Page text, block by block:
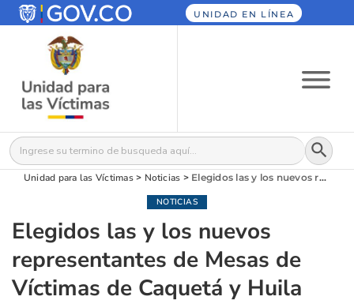
UNIDAD EN LÍNEA
Buscar: Botón
Unidad para las Víctimas> Noticias > Elegidos las y los nuevos representantes de Mesas de Víctimas de Caquetá y Huila
NOTICIAS
Elegidos las y los nuevos
representantes de Mesas de
Víctimas de Caquetá y Huila